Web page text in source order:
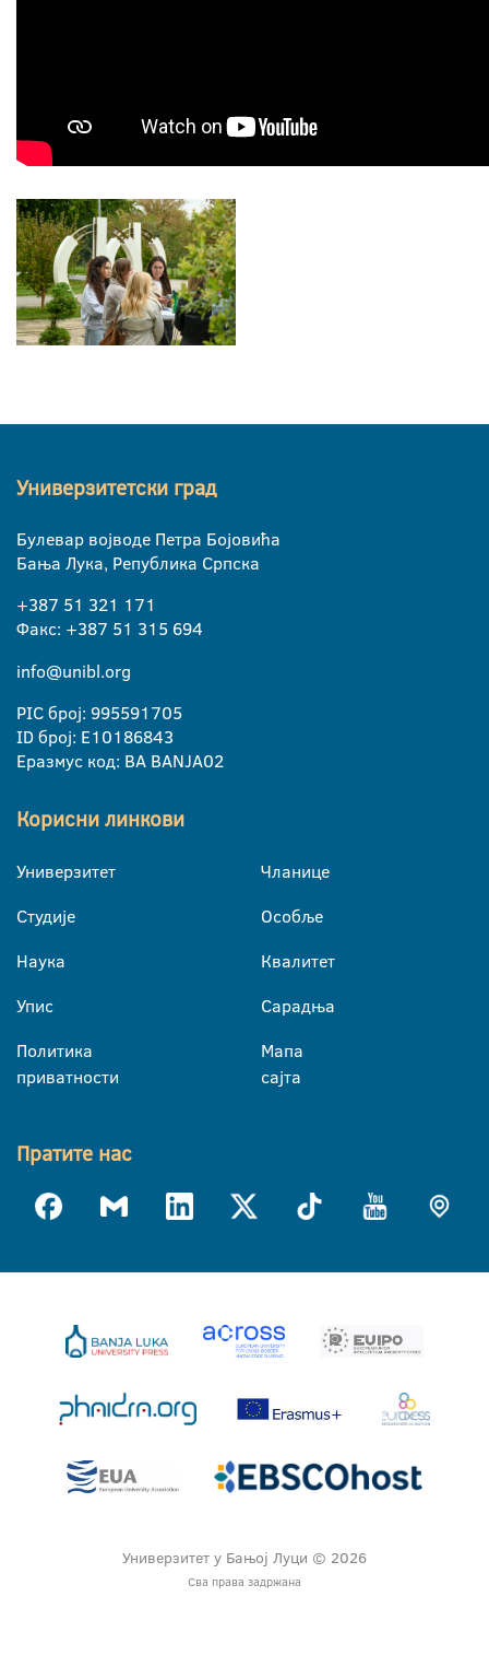
Универзитетски град
Булевар војводе Петра Бојовића
Бања Лука, Република Српска
+387 51 321 171
Факс: +387 51 315 694
info@unibl.org
PIC број: 995591705
ID број: E10186843
Еразмус код: BA BANJA02
Корисни линкови
Универзитет
Студије
Наука
Упис
Политика
приватности
Чланице
Особље
Квалитет
Сарадња
Мапа
сајта
Пратите нас
Универзитет у Бањој Луци © 2026
Сва права задржана